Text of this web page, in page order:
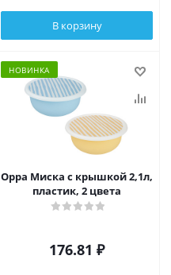
В корзину
НОВИНКА
Орра Миска с крышкой 2,1л,
пластик, 2 цвета
176.81 ₽